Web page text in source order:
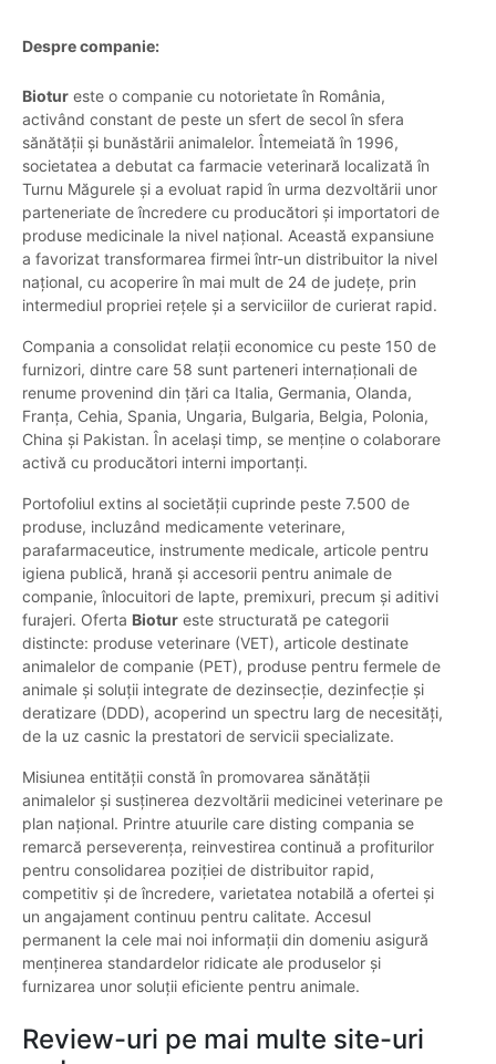
Despre companie:
Biotur este o companie cu notorietate în România,
activând constant de peste un sfert de secol în sfera
sănătății și bunăstării animalelor. Întemeiată în 1996,
societatea a debutat ca farmacie veterinară localizată în
Turnu Măgurele și a evoluat rapid în urma dezvoltării unor
parteneriate de încredere cu producători și importatori de
produse medicinale la nivel național. Această expansiune
a favorizat transformarea firmei într-un distribuitor la nivel
național, cu acoperire în mai mult de 24 de județe, prin
intermediul propriei rețele și a serviciilor de curierat rapid.
Compania a consolidat relații economice cu peste 150 de
furnizori, dintre care 58 sunt parteneri internaționali de
renume provenind din țări ca Italia, Germania, Olanda,
Franța, Cehia, Spania, Ungaria, Bulgaria, Belgia, Polonia,
China și Pakistan. În același timp, se menține o colaborare
activă cu producători interni importanți.
Portofoliul extins al societății cuprinde peste 7.500 de
produse, incluzând medicamente veterinare,
parafarmaceutice, instrumente medicale, articole pentru
igiena publică, hrană și accesorii pentru animale de
companie, înlocuitori de lapte, premixuri, precum și aditivi
furajeri. Oferta Biotur este structurată pe categorii
distincte: produse veterinare (VET), articole destinate
animalelor de companie (PET), produse pentru fermele de
animale și soluții integrate de dezinsecție, dezinfecție și
deratizare (DDD), acoperind un spectru larg de necesități,
de la uz casnic la prestatori de servicii specializate.
Misiunea entității constă în promovarea sănătății
animalelor și susținerea dezvoltării medicinei veterinare pe
plan național. Printre atuurile care disting compania se
remarcă perseverența, reinvestirea continuă a profiturilor
pentru consolidarea poziției de distribuitor rapid,
competitiv și de încredere, varietatea notabilă a ofertei și
un angajament continuu pentru calitate. Accesul
permanent la cele mai noi informații din domeniu asigură
menținerea standardelor ridicate ale produselor și
furnizarea unor soluții eficiente pentru animale.
Review-uri pe mai multe site-uri